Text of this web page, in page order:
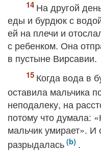
На другой
еды и бурдюк с
ей на плечи и
с ребенком. Она
в пустыне Вирсавии.
Когда вода в
оставила мальчика
неподалеку, на
потому что думала:
мальчик умирает». И
разрыдалась
.